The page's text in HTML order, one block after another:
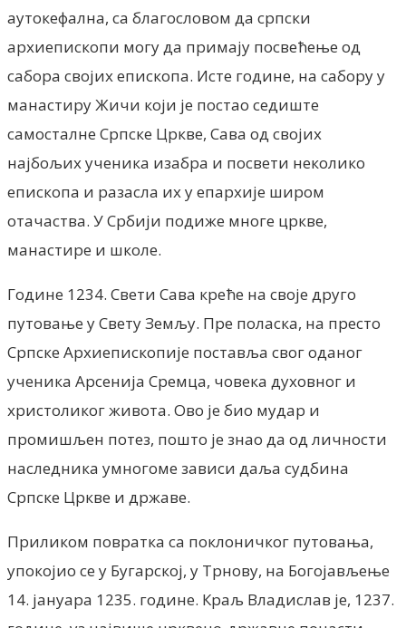
аутокефална, са благословом да српски
архиепископи могу да примају посвећење од
сабора својих епископа. Исте године, на сабору у
манастиру Жичи који је постао седиште
самосталне Српске Цркве, Сава од својих
најбољих ученика изабра и посвети неколико
епископа и разасла их у епархије широм
отачаства. У Србији подиже многе цркве,
манастире и школе.
Године 1234. Свети Сава креће на своје друго
путовање у Свету Земљу. Пре поласка, на престо
Српске Архиепископије поставља свог оданог
ученика Арсенија Сремца, човека духовног и
христоликог живота. Ово је био мудар и
промишљен потез, пошто је знао да од личности
наследника умногоме зависи даља судбина
Српске Цркве и државе.
Приликом повратка са поклоничког путовања,
упокојио се у Бугарској, у Трнову, на Богојављење
14. јануара 1235. године. Краљ Владислав је, 1237.